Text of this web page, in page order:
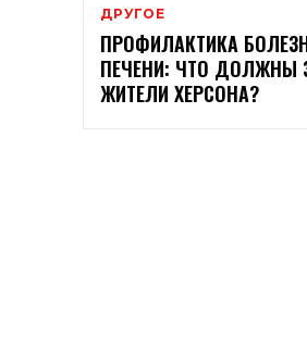
ДРУГОЕ
ПРОФИЛАКТИКА
ПЕЧЕНИ: ЧТО ДОЛЖНЫ
ЖИТЕЛИ ХЕРСОНА?